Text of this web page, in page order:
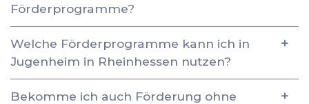
Förderprogramme?
Welche Förderprogramme kann ich in
Jugenheim in Rheinhessen nutzen?
Bekomme ich auch Förderung ohne